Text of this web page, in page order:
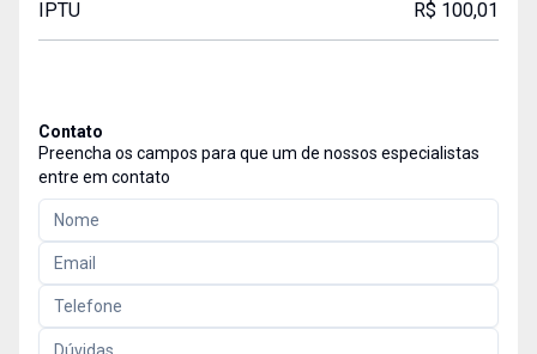
IPTU R$ 100,01
Contato
Preencha os campos para que um de nossos especialistas
entre em contato